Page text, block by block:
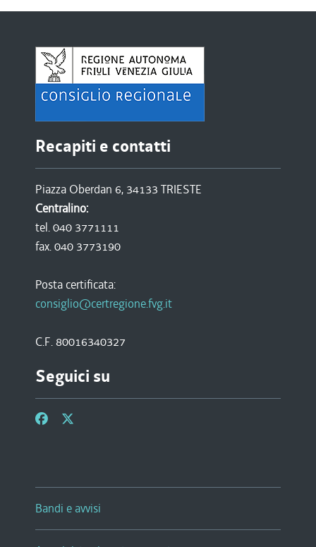
Recapiti e contatti
Piazza Oberdan 6, 34133 TRIESTE
Centralino:
tel. 040 3771111
fax. 040 3773190
Posta certificata:
consiglio@certregione.fvg.it
C.F. 80016340327
Seguici su
Bandi e avvisi